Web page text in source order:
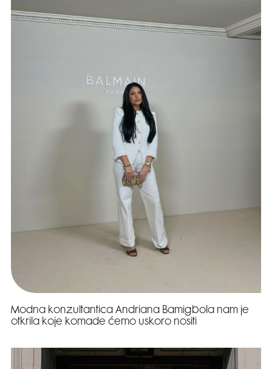
Modna konzultantica Andriana Bamigbola nam je
otkrila koje komade ćemo uskoro nositi